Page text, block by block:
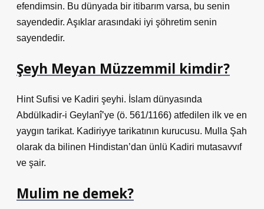
efendimsin. Bu dünyada bir itibarım varsa, bu senin
sayendedir. Aşıklar arasındaki iyi şöhretim senin
sayendedir.
Şeyh Meyan Müzzemmil kimdir?
Hint Sufisi ve Kadiri şeyhi. İslam dünyasında
Abdülkadir-i Geylanî’ye (ö. 561/1166) atfedilen ilk ve en
yaygın tarikat. Kadiriyye tarikatının kurucusu. Mulla Şah
olarak da bilinen Hindistan’dan ünlü Kadiri mutasavvıf
ve şair.
Mulim ne demek?